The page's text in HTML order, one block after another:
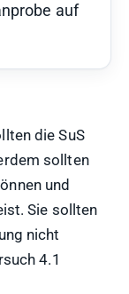
auf
die SuS
sollten
und
Sie sollten
nicht
4.1